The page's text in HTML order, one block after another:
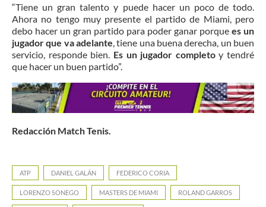
“Tiene un gran talento y puede hacer un poco de todo.
Ahora no tengo muy presente el partido de Miami, pero
debo hacer un gran partido para poder ganar porque es un
jugador que va adelante , tiene una buena derecha, un buen
servicio, responde bien. Es un jugador completoy tendré
que hacer un buen partido”.
Redacción Match Tenis.
ATP DANIEL GALÁN FEDERICO CORIA
LORENZO SONEGO MASTERS DE MIAMI ROLAND GARROS